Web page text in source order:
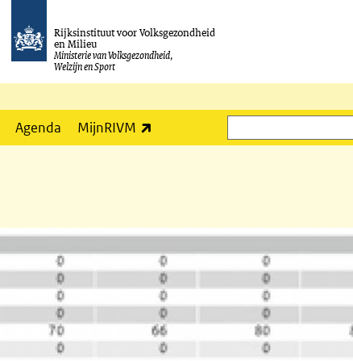
Rijksinstituut voor Volksgezondheid
en Milieu
Ministerie van Volksgezondheid,
Welzijn en Sport
Agenda MijnRIVM
Zoeken